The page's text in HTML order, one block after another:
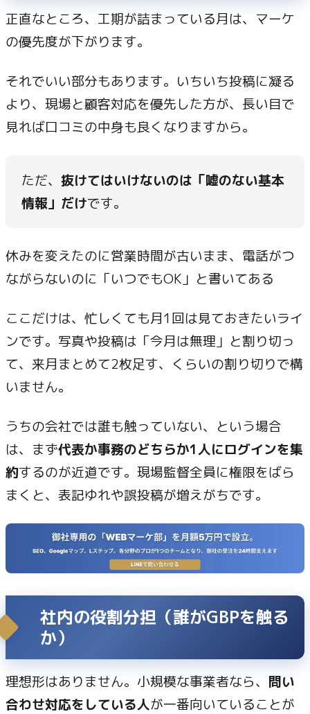
正直なところ、工期が詰まっている月は、マーケ
の優先度が下がります。
それでいい部分もあります。いちいち投稿に凝る
より、現場と顧客対応を優先した方が、長い目で
見れば口コミの中身も良くなりますから。
ただ、 抜けてはいけないのは「嘘のない基本
情報」だけです。
休みを変えたのに営業時間が古いまま、電話がつ
ながらないのに「いつでもOK」と書いてある
ここだけは、忙しくても月1回は見ておきたいライ
ンです。写真や投稿は「今月は無理」と割り切っ
て、来月まとめて2枚足す、くらいの割り切りで構
いません。
うちの会社では誰も触っていない、という場合
は、まず代表か事務のどちらか1人にログインを集
約するのが近道です。現場監督全員に権限をばら
まくと、表記ゆれや誤投稿が増えがちです。
社内の役割分担（誰がGBPを触る
か）
理想形はありません。小規模な事業者なら、 問い
合わせ対応をしている人が一番向いていることが